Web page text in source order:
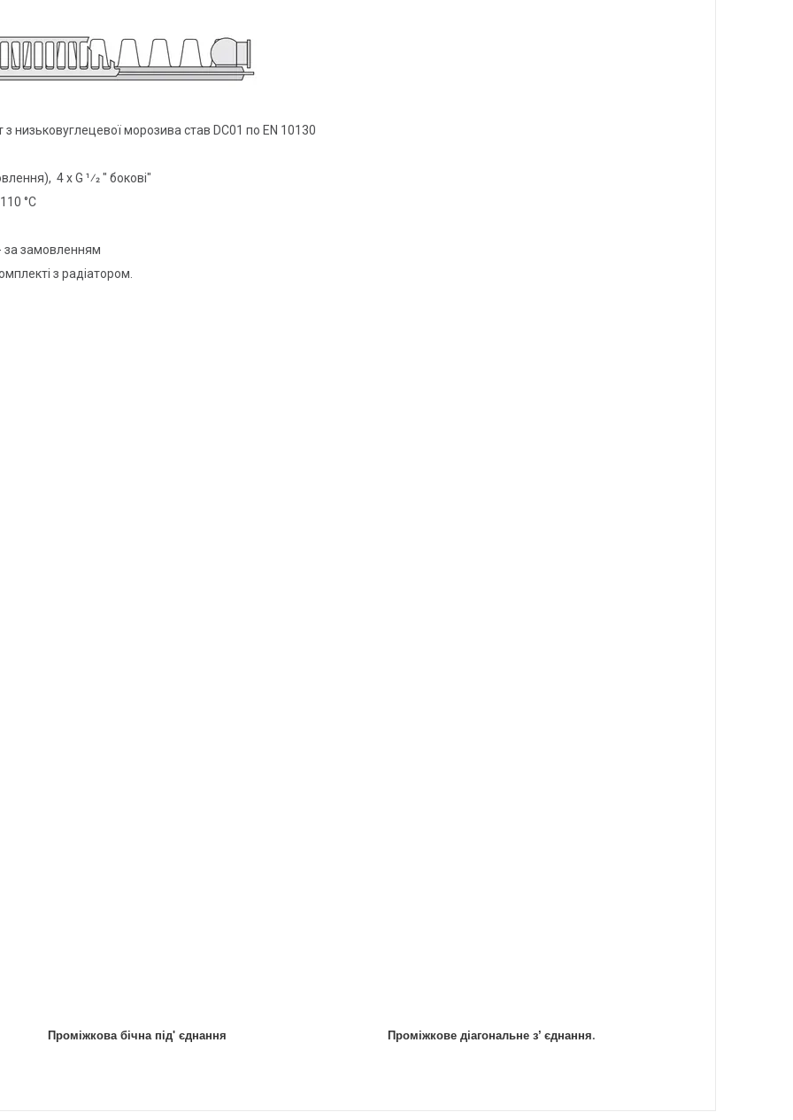
низьковуглецевої морозива став DC01 по EN 10130
4 x G 1⁄2 " бокові"
°C
за замовленням
з радіатором.
Проміжкова бічна під' єднання Проміжкове діагональне з’ єднання.